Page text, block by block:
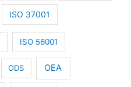
ISO 37001
ISO 56001
ODS OEA